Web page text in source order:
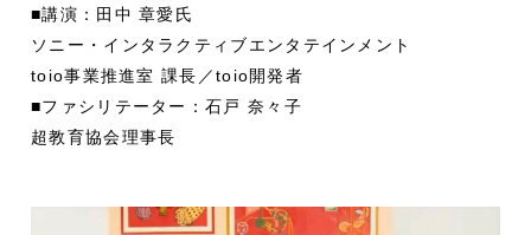
■講演：田中 章愛氏
ソニー・インタラクティブエンタテインメント
toio事業推進室 課長／toio開発者
■ファシリテーター：石戸 奈々子
超教育協会理事長